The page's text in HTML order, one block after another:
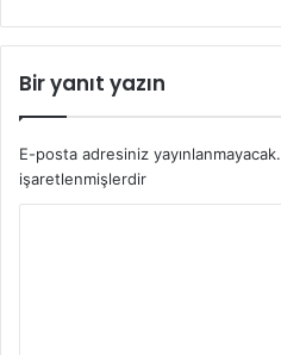
Bir yanıt yazın
E-posta adresiniz yayınlanmayacak.
işaretlenmişlerdir